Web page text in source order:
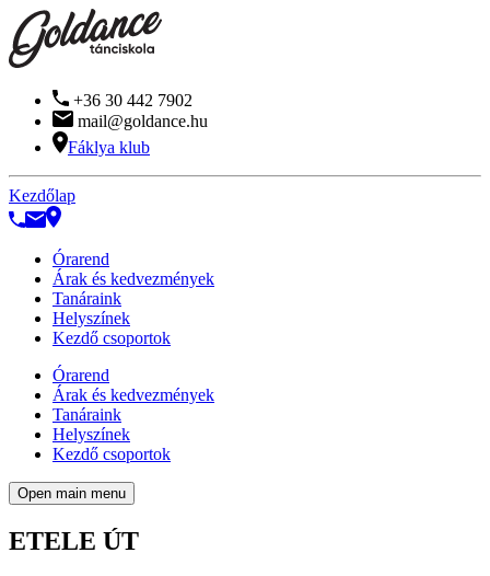
+36 30 442 7902
mail@goldance.hu
Fáklya klub
Kezdőlap
Órarend
Árak és kedvezmények
Tanáraink
Helyszínek
Kezdő csoportok
Órarend
Árak és kedvezmények
Tanáraink
Helyszínek
Kezdő csoportok
Open main menu
ETELE ÚT